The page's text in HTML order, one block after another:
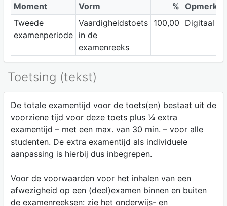
Moment
Vorm %
Tweede
examenperiode
Vaardigheidstoets
in de
examenreeks
100,00 Digitaal
Toetsing (tekst)
De totale examentijd voor de toets(en) bestaat uit de
voorziene tijd voor deze toets plus ¼ extra
examentijd – met een max. van 30 min. – voor alle
studenten. De extra examentijd als individuele
aanpassing is hierbij dus inbegrepen.
Voor de voorwaarden voor het inhalen van een
afwezigheid op een (deel)examen binnen en buiten
de examenreeksen: zie het onderwijs- en